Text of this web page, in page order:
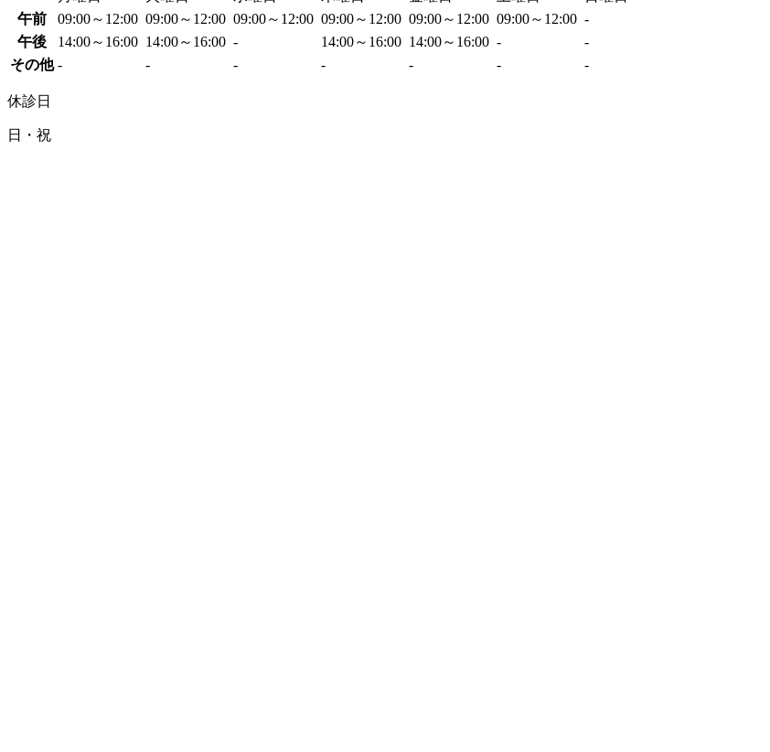
午前
09:00～12:00 09:00～12:00 09:00～12:00 09:00～12:00 09:00～12:00 09:00～12:00 -
午後
14:00～16:00 14:00～16:00 - 14:00～16:00 14:00～16:00 -
-
その他 - - - - - - -
休診日
日・祝